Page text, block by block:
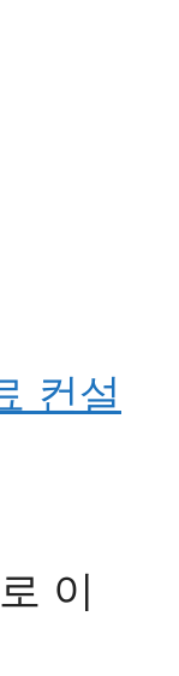
컨설
이